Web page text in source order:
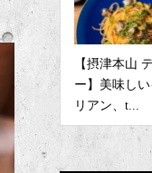
【摂津本山
ー】美味しい
リアン、t...